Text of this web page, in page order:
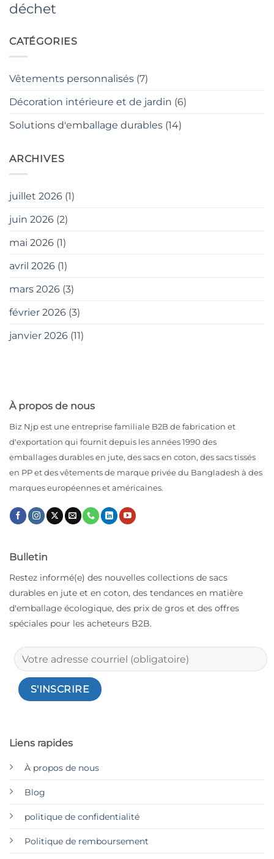
déchet
CATÉGORIES
Vêtements personnalisés (7)
Décoration intérieure et de jardin (6)
Solutions d'emballage durables (14)
ARCHIVES
juillet 2026 (1)
juin 2026 (2)
mai 2026 (1)
avril 2026 (1)
mars 2026 (3)
février 2026 (3)
janvier 2026 (11)
À propos de nous
Biz Njp est une entreprise familiale B2B de fabrication et
d'exportation qui fournit depuis les années 1990 des
emballages durables en jute, des sacs en coton, des sacs tissés
en PP et des vêtements de marque privée du Bangladesh à des
marques européennes et américaines.
Liens rapides
À propos de nous
Blog
politique de confidentialité
Politique de remboursement
Bulletin
Restez informé(e) des nouvelles collections de sacs
durables en jute et en coton, des tendances en matière
d'emballage écologique, des prix de gros et des offres
spéciales pour les acheteurs B2B.